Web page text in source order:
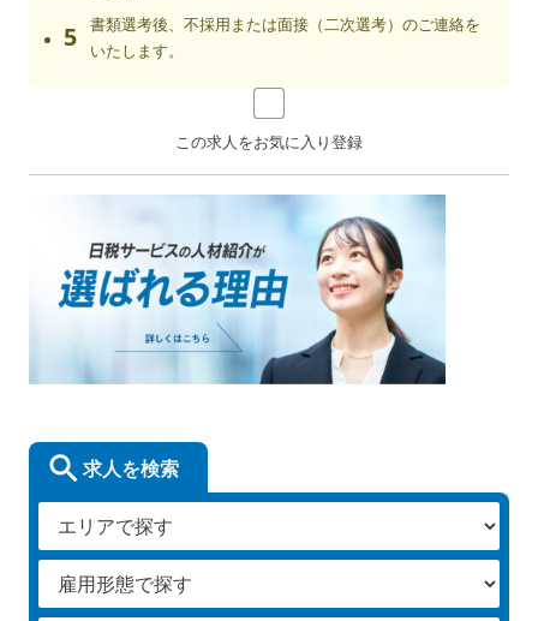
5
書類選考後、不採用または面接（二次選考）のご連絡を
いたします。
この求人をお気に入り登録
求人を検索